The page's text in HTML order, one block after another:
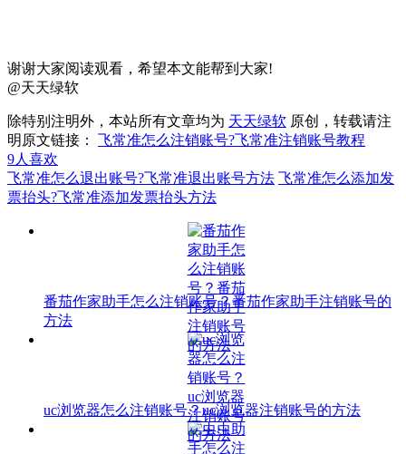
谢谢大家阅读观看，希望本文能帮到大家!
@天天绿软
除特别注明外，本站所有文章均为 天天绿软 原创，转载请注
明原文链接： 飞常准怎么注销账号?飞常准注销账号教程
9人喜欢
飞常准怎么退出账号?飞常准退出账号方法 飞常准怎么添加发
票抬头?飞常准添加发票抬头方法
番茄作家助手怎么注销账号？番茄作家助手注销账号的
方法
uc浏览器怎么注销账号？uc浏览器注销账号的方法